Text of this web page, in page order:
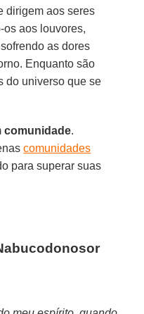
dirigem aos seres
aos louvores,
as dores
Enquanto são
do universo que se
comunidade.
comunidades
para superar suas